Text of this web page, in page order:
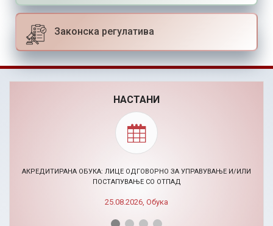
Законска регулатива
НАСТАНИ
АКРЕДИТИРАНА ОБУКА: ЛИЦЕ ОДГОВОРНО ЗА УПРАВУВАЊЕ И/ИЛИ
ПОСТАПУВАЊЕ СО ОТПАД
25.08.2026, Обука